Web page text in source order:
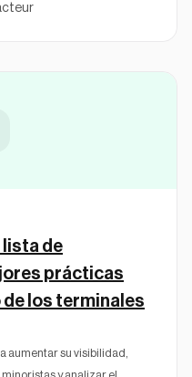
de
prácticas
los terminales
aumentar su visibilidad,